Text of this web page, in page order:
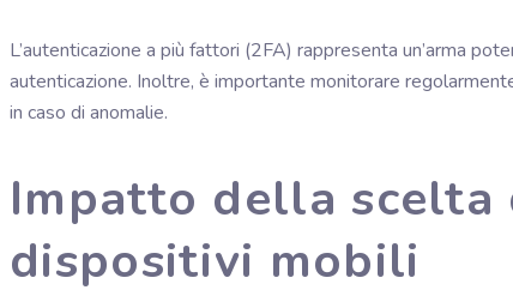
L’autenticazione a più fattori (2FA) rappresenta un’arma
autenticazione. Inoltre, è importante monitorare
in caso di anomalie.
Impatto della
dispositivi mobili